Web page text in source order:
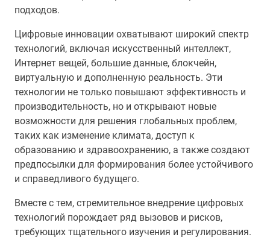
подходов.
Цифровые инновации охватывают широкий спектр
технологий, включая искусственный интеллект,
Интернет вещей, большие данные, блокчейн,
виртуальную и дополненную реальность. Эти
технологии не только повышают эффективность и
производительность, но и открывают новые
возможности для решения глобальных проблем,
таких как изменение климата, доступ к
образованию и здравоохранению, а также создают
предпосылки для формирования более устойчивого
и справедливого будущего.
Вместе с тем, стремительное внедрение цифровых
технологий порождает ряд вызовов и рисков,
требующих тщательного изучения и регулирования.